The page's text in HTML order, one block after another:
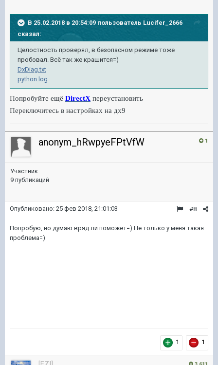
В 25.02.2018 в 20:54:09 пользователь Lucifer_2666
сказал:
Целостность проверял, в безопасном режиме тоже
пробовал. Всё так же крашится=)
DxDiag.txt
python.log
Попробуйте ещё DirectX переустановить
Переключитесь в настройках на дх9
1
anonym_hRwpyeFPtVfW
Участник
9 публикаций
#8
Опубликовано: 25 фев 2018, 21:01:03
Попробую, но думаю вряд ли поможет=) Не только у меня такая
проблема=)
1 1